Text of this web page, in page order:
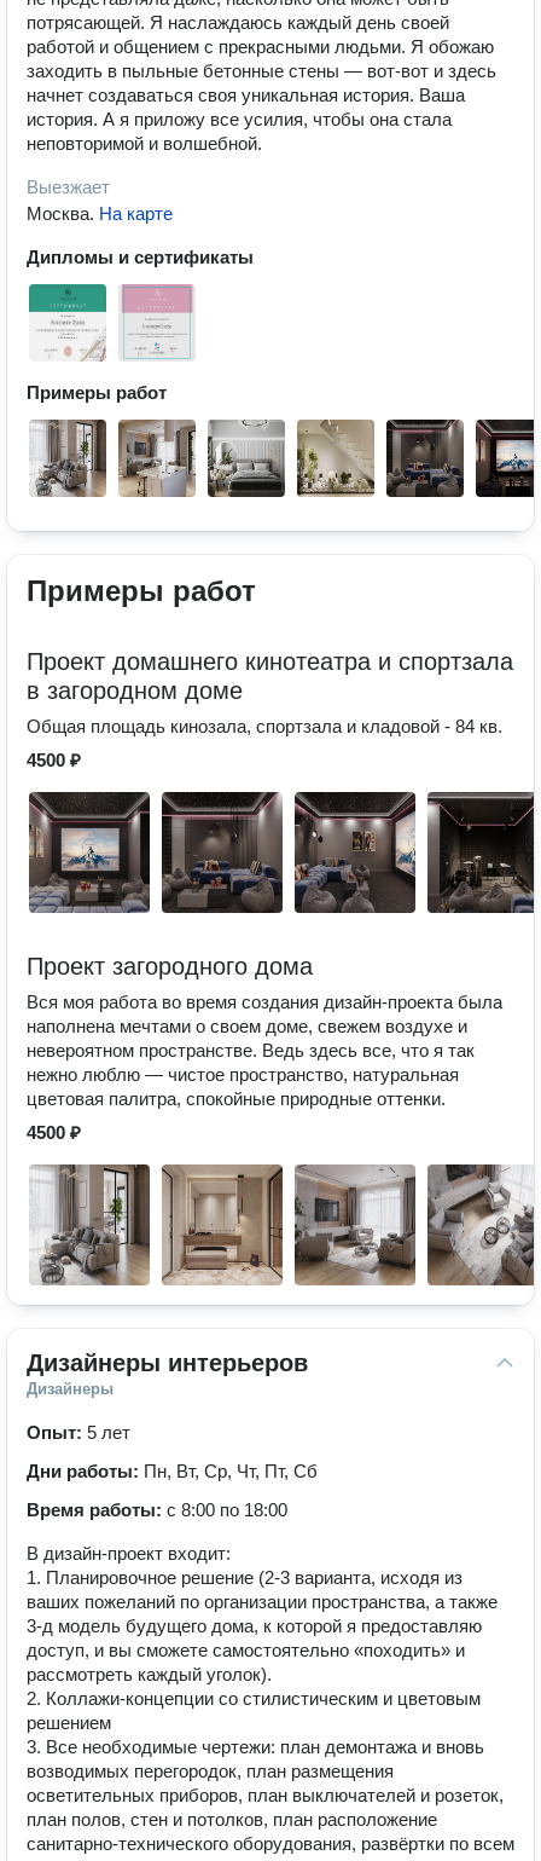
потрясающей. Я наслаждаюсь каждый день своей
работой и общением с прекрасными людьми. Я обожаю
заходить в пыльные бетонные стены — вот-вот и здесь
начнет создаваться своя уникальная история. Ваша
история. А я приложу все усилия, чтобы она стала
неповторимой и волшебной.
Выезжает
Москва. На карте
Дипломы и сертификаты
Примеры работ
Примеры работ
Проект домашнего кинотеатра и спортзала
в загородном доме
Общая площадь кинозала, спортзала и кладовой - 84 кв.
4500 ₽
Проект загородного дома
Вся моя работа во время создания дизайн-проекта была
наполнена мечтами о своем доме, свежем воздухе и
невероятном пространстве. Ведь здесь все, что я так
нежно люблю — чистое пространство, натуральная
цветовая палитра, спокойные природные оттенки.
4500 ₽
Дизайнеры интерьеров
Дизайнеры
Опыт: 5 лет
Дни работы: Пн, Вт, Ср, Чт, Пт, Сб
Время работы: с 8:00 по 18:00
В дизайн-проект входит:
1. Планировочное решение (2-3 варианта, исходя из
ваших пожеланий по организации пространства, а также
3-д модель будущего дома, к которой я предоставляю
доступ, и вы сможете самостоятельно «походить» и
рассмотреть каждый уголок).
2. Коллажи-концепции со стилистическим и цветовым
решением
3. Все необходимые чертежи: план демонтажа и вновь
возводимых перегородок, план размещения
осветительных приборов, план выключателей и розеток,
план полов, стен и потолков, план расположение
санитарно-технического оборудования, развёртки по всем